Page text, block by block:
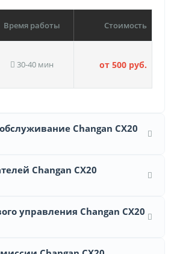
Время работы Стоимость
30-40 мин от 500 руб.
Changan CX20
Changan CX20
управления Changan CX20